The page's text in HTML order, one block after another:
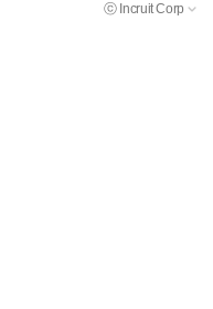
ⓒ Incruit Corp